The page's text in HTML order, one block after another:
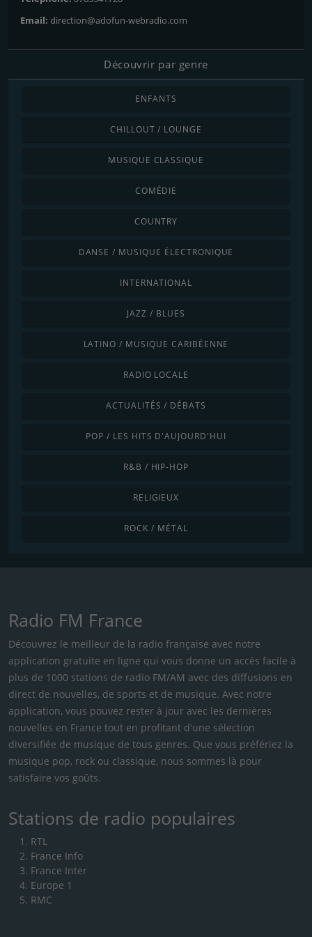
Email: direction@adofun-webradio.com
Découvrir par genre
ENFANTS
CHILLOUT / LOUNGE
MUSIQUE CLASSIQUE
COMÉDIE
COUNTRY
DANSE / MUSIQUE ÉLECTRONIQUE
INTERNATIONAL
JAZZ / BLUES
LATINO / MUSIQUE CARIBÉENNE
RADIO LOCALE
ACTUALITÉS / DÉBATS
POP / LES HITS D'AUJOURD'HUI
R&B / HIP-HOP
RELIGIEUX
ROCK / MÉTAL
Radio FM France
Découvrez le meilleur de la radio française avec notre
application gratuite en ligne qui vous donne un accès facile à
plus de 1000 stations de radio FM/AM avec des diffusions en
direct de nouvelles, de sports et de musique. Avec notre
application, vous pouvez rester à jour avec les dernières
nouvelles en France tout en profitant d'une sélection
diversifiée de musique de tous genres. Que vous préfériez la
musique pop, rock ou classique, nous sommes là pour
satisfaire vos goûts.
Stations de radio populaires
RTL
France Info
France Inter
Europe 1
RMC